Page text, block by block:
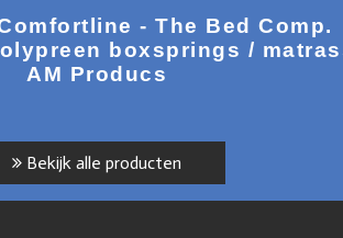
- The Bed Comp.
boxsprings /
AM Producs
Bekijk alle producten